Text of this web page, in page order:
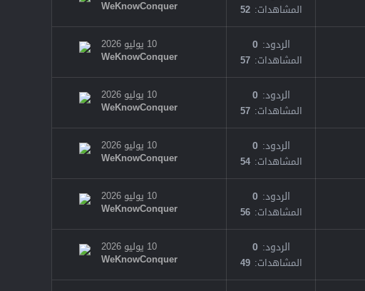
المشاهدات 52
WeKnowConquer
الردود 0
المشاهدات 57
10 يوليو 2026
WeKnowConquer
الردود 0
المشاهدات 57
10 يوليو 2026
WeKnowConquer
الردود 0
المشاهدات 54
10 يوليو 2026
WeKnowConquer
الردود 0
المشاهدات 56
10 يوليو 2026
WeKnowConquer
الردود 0
المشاهدات 49
10 يوليو 2026
WeKnowConquer